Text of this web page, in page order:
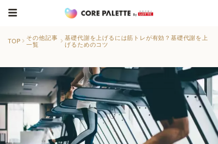
TOP
その他記事
一覧
基礎代謝を上げるには筋トレが有効？基礎代謝を上
げるためのコツ